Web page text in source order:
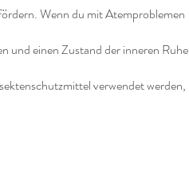
Wenn du mit Atemproblemen
und einen Zustand der inneren Ruhe
verwendet werden,